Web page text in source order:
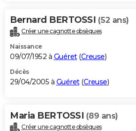
Bernard BERTOSSI (52 ans)
Créer une cagnotte obsèques
Naissance
09/07/1952 à Guéret(Creuse)
Décès
29/04/2005 à Guéret(Creuse)
Maria BERTOSSI (89 ans)
Créer une cagnotte obsèques